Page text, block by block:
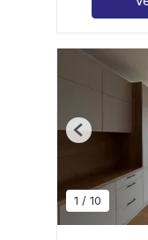
1 / 10
Previous